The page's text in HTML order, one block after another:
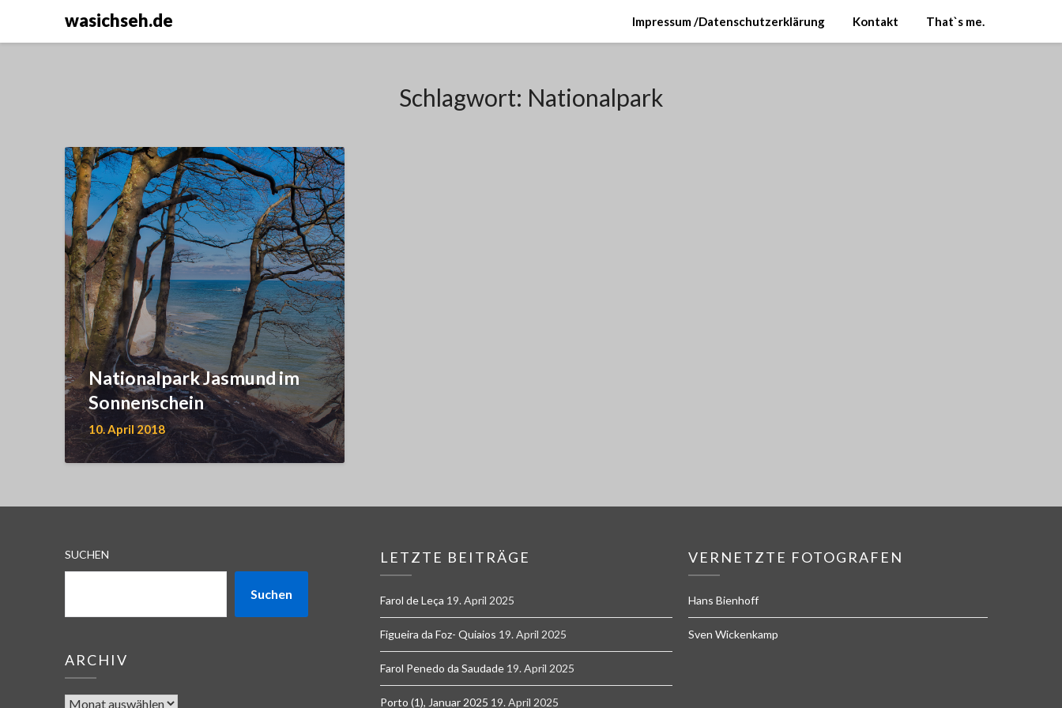
wasichseh.de Impressum /Datenschutzerklärung Kontakt That`s me.
Schlagwort: Nationalpark
Nationalpark Jasmund im
Sonnenschein
10. April 2018
SUCHEN
Suchen
ARCHIV
LETZTE BEITRÄGE
Farol de Leça 19. April 2025
Figueira da Foz- Quiaios 19. April 2025
Farol Penedo da Saudade 19. April 2025
Porto (1), Januar 2025 19. April 2025
VERNETZTE FOTOGRAFEN
Hans Bienhoff
Sven Wickenkamp